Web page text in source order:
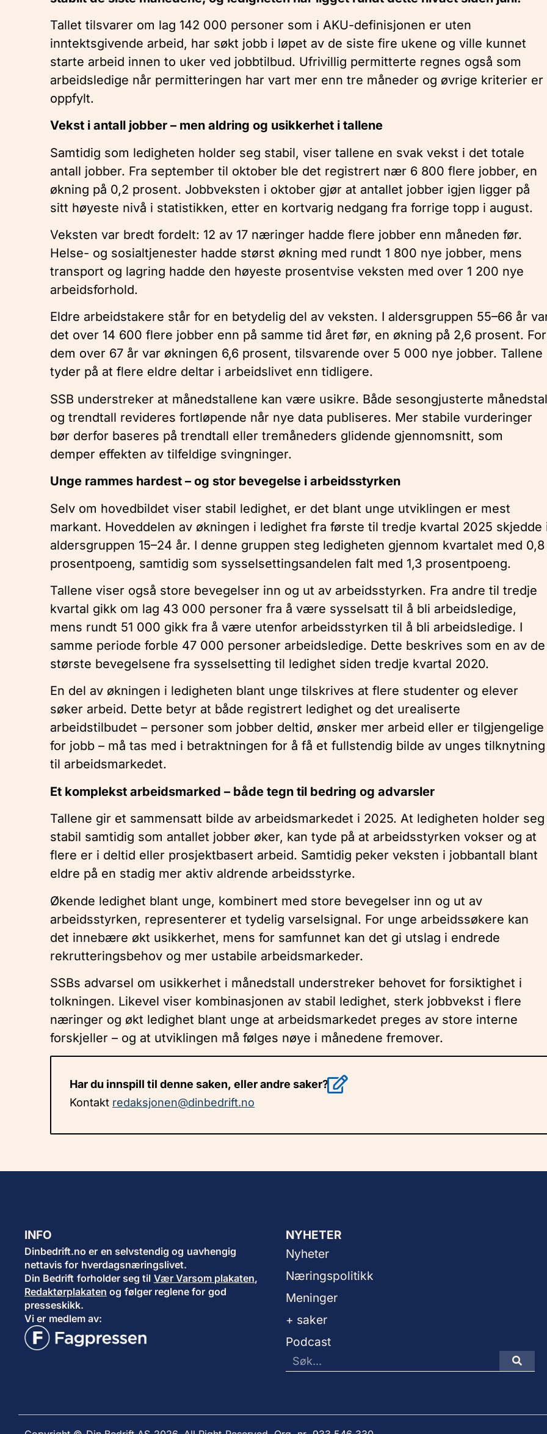
Tallet tilsvarer om lag 142 000 personer som i AKU-definisjonen er uten
inntektsgivende arbeid, har søkt jobb i løpet av de siste fire ukene og ville kunnet
starte arbeid innen to uker ved jobbtilbud. Ufrivillig permitterte regnes også som
arbeidsledige når permitteringen har vart mer enn tre måneder og øvrige kriterier er
oppfylt.
Vekst i antall jobber – men aldring og usikkerhet i tallene
Samtidig som ledigheten holder seg stabil, viser tallene en svak vekst i det totale
antall jobber. Fra september til oktober ble det registrert nær 6 800 flere jobber, en
økning på 0,2 prosent. Jobbveksten i oktober gjør at antallet jobber igjen ligger på
sitt høyeste nivå i statistikken, etter en kortvarig nedgang fra forrige topp i august.
Veksten var bredt fordelt: 12 av 17 næringer hadde flere jobber enn måneden før.
Helse- og sosialtjenester hadde størst økning med rundt 1 800 nye jobber, mens
transport og lagring hadde den høyeste prosentvise veksten med over 1 200 nye
arbeidsforhold.
Eldre arbeidstakere står for en betydelig del av veksten. I aldersgruppen 55–66 år
det over 14 600 flere jobber enn på samme tid året før, en økning på 2,6 prosent. For
dem over 67 år var økningen 6,6 prosent, tilsvarende over 5 000 nye jobber. Tallene
tyder på at flere eldre deltar i arbeidslivet enn tidligere.
SSB understreker at månedstallene kan være usikre. Både sesongjusterte
og trendtall revideres fortløpende når nye data publiseres. Mer stabile vurderinger
bør derfor baseres på trendtall eller tremåneders glidende gjennomsnitt, som
demper effekten av tilfeldige svingninger.
Unge rammes hardest – og stor bevegelse i arbeidsstyrken
Selv om hovedbildet viser stabil ledighet, er det blant unge utviklingen er mest
markant. Hoveddelen av økningen i ledighet fra første til tredje kvartal 2025 skjedde
aldersgruppen 15–24 år. I denne gruppen steg ledigheten gjennom kvartalet med 0,8
prosentpoeng, samtidig som sysselsettingsandelen falt med 1,3 prosentpoeng.
Tallene viser også store bevegelser inn og ut av arbeidsstyrken. Fra andre til tredje
kvartal gikk om lag 43 000 personer fra å være sysselsatt til å bli arbeidsledige,
mens rundt 51 000 gikk fra å være utenfor arbeidsstyrken til å bli arbeidsledige. I
samme periode forble 47 000 personer arbeidsledige. Dette beskrives som en av de
største bevegelsene fra sysselsetting til ledighet siden tredje kvartal 2020.
En del av økningen i ledigheten blant unge tilskrives at flere studenter og elever
søker arbeid. Dette betyr at både registrert ledighet og det urealiserte
arbeidstilbudet – personer som jobber deltid, ønsker mer arbeid eller er tilgjengelige
for jobb – må tas med i betraktningen for å få et fullstendig bilde av unges tilknytning
til arbeidsmarkedet.
Et komplekst arbeidsmarked – både tegn til bedring og advarsler
Tallene gir et sammensatt bilde av arbeidsmarkedet i 2025. At ledigheten holder seg
stabil samtidig som antallet jobber øker, kan tyde på at arbeidsstyrken vokser og at
flere er i deltid eller prosjektbasert arbeid. Samtidig peker veksten i jobbantall blant
eldre på en stadig mer aktiv aldrende arbeidsstyrke.
Økende ledighet blant unge, kombinert med store bevegelser inn og ut av
arbeidsstyrken, representerer et tydelig varselsignal. For unge arbeidssøkere kan
det innebære økt usikkerhet, mens for samfunnet kan det gi utslag i endrede
rekrutteringsbehov og mer ustabile arbeidsmarkeder.
SSBs advarsel om usikkerhet i månedstall understreker behovet for forsiktighet i
tolkningen. Likevel viser kombinasjonen av stabil ledighet, sterk jobbvekst i flere
næringer og økt ledighet blant unge at arbeidsmarkedet preges av store interne
forskjeller – og at utviklingen må følges nøye i månedene fremover.
Har du innspill til denne saken, eller andre saker?
Kontakt redaksjonen@dinbedrift.no
INFO
Dinbedrift.no er en selvstendig og uavhengig
nettavis for hverdagsnæringslivet.
Din Bedrift forholder seg til Vær Varsom plakaten,
Redaktørplakaten og følger reglene for god
presseskikk.
Vi er medlem av:
NYHETER
Nyheter
Næringspolitikk
Meninger
+ saker
Podcast